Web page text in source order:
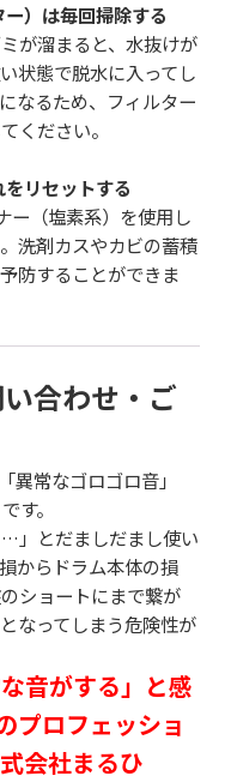
）は毎回掃除する
が溜まると、水抜けが
状態で脱水に入ってし
なるため、フィルター
ください。
リセットする
ー（塩素系）を使用し
洗剤カスやカビの蓄積
防することができま
合わせ・ご
異常なゴロゴロ音」
す。
…」とだましだまし使い
からドラム本体の損
ショートにまで繋が
なってしまう危険性が
音がする」と感
プロフェッショ
会社まるひ